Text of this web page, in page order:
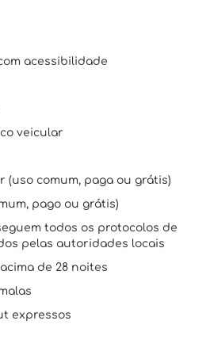
acessibilidade
veicular
(uso comum, paga ou grátis)
pago ou grátis)
todos os protocolos de
pelas autoridades locais
de 28 noites
expressos